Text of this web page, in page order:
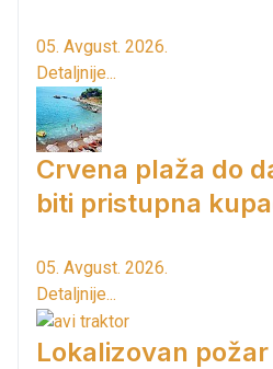
05. Avgust. 2026.
Detaljnije...
Crvena plaža do
biti pristupna
05. Avgust. 2026.
Detaljnije...
Lokalizovan